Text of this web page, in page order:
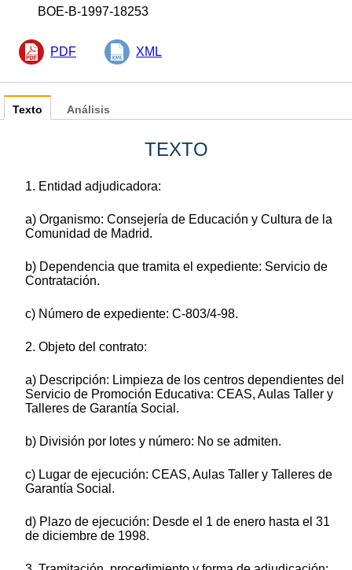
BOE-B-1997-18253
PDF XML
Texto
TEXTO
1. Entidad adjudicadora:
a) Organismo: Consejería de Educación y Cultura de la
Comunidad de Madrid.
b) Dependencia que tramita el expediente: Servicio de
Contratación.
c) Número de expediente: C-803/4-98.
2. Objeto del contrato:
a) Descripción: Limpieza de los centros dependientes del
Servicio de Promoción Educativa: CEAS, Aulas Taller y
Talleres de Garantía Social.
b) División por lotes y número: No se admiten.
c) Lugar de ejecución: CEAS, Aulas Taller y Talleres de
Garantía Social.
d) Plazo de ejecución: Desde el 1 de enero hasta el 31
de diciembre de 1998.
Análisis